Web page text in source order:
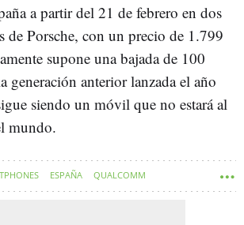
a partir del 21 de febrero en dos
de Porsche, con un precio de 1.799
supone una bajada de 100
generación anterior lanzada el año
siendo un móvil que no estará al
mundo.
ESPAÑA QUALCOMM